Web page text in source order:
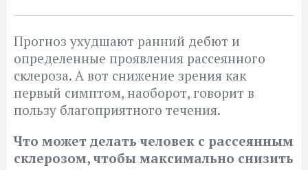
Прогноз ухудшают ранний дебют и
определенные проявления рассеянного
склероза. А вот снижение зрения как
первый симптом, наоборот, говорит в
пользу благоприятного течения.
Что может делать человек с рассеянным
склерозом, чтобы максимально снизить